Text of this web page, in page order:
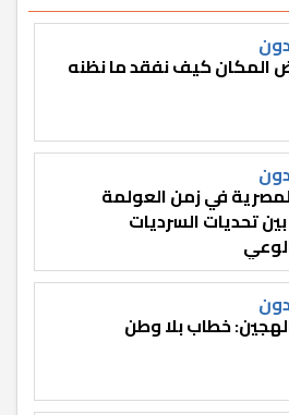
المكان كيف نفقد ما نظنه
في زمن العولمة
تحديات السرديات
خطاب بلا وطن